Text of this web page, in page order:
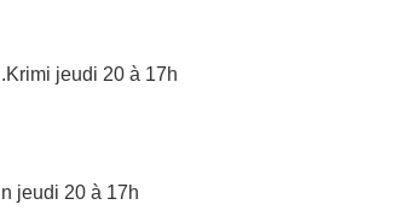
jeudi 20 à 17h
jeudi 20 à 17h